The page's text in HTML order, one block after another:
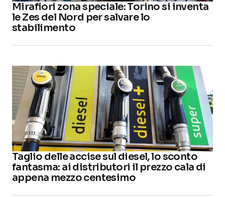
Mirafiori zona speciale: Torino si inventa
le Zes del Nord per salvare lo
stabilimento
Taglio delle accise sul diesel, lo sconto
fantasma: ai distributori il prezzo cala di
appena mezzo centesimo